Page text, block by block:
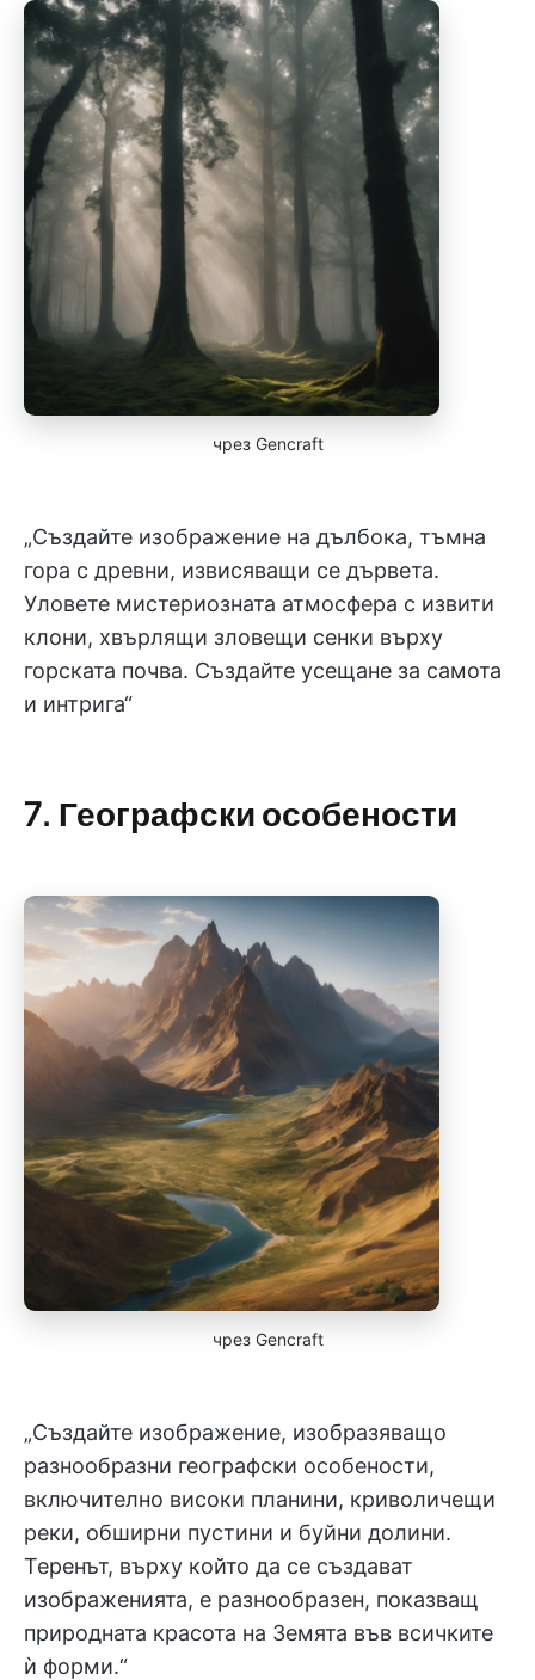
чрез Gencraft
„Създайте изображение на дълбока, тъмна
гора с древни, извисяващи се дървета.
Уловете мистериозната атмосфера с извити
клони, хвърлящи зловещи сенки върху
горската почва. Създайте усещане за самота
и интрига“
7. Географски особености
чрез Gencraft
„Създайте изображение, изобразяващо
разнообразни географски особености,
включително високи планини, криволичещи
реки, обширни пустини и буйни долини.
Теренът, върху който да се създават
изображенията, е разнообразен, показващ
природната красота на Земята във всичките
ѝ форми.“